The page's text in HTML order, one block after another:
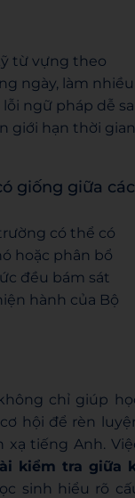
từ vựng theo
ngày, làm nhiều
ngữ pháp dễ
giới hạn thời gian
giống giữa các
có thể có
hoặc phân bổ
đều bám sát
hành của Bộ
chỉ giúp
hội để rèn
tiếng Anh.
kiểm tra giữa
sinh hiểu rõ